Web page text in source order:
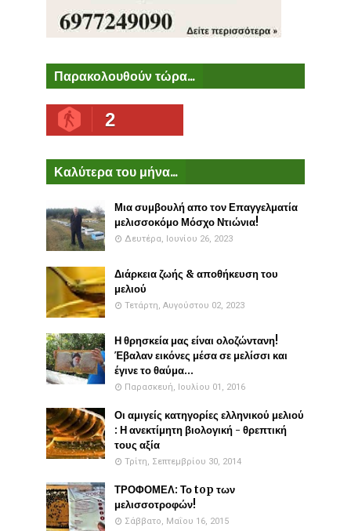
Παρακολουθούν τώρα...
2
Καλύτερα του μήνα...
Μια συμβουλή απο τον Επαγγελματία
μελισσοκόμο Μόσχο Ντιώνια!
Δευτέρα, Ιουνίου 26, 2023
Διάρκεια ζωής & αποθήκευση του
μελιού
Τετάρτη, Αυγούστου 02, 2023
Η θρησκεία μας είναι ολοζώντανη!
Έβαλαν εικόνες μέσα σε μελίσσι και
έγινε το θαύμα...
Παρασκευή, Ιουλίου 01, 2016
Οι αμιγείς κατηγορίες ελληνικού μελιού
: Η ανεκτίμητη βιολογική - θρεπτική
τους αξία
Τρίτη, Σεπτεμβρίου 30, 2014
ΤΡΟΦΟΜΕΛ: Το top των
μελισσοτροφών!
Σάββατο, Μαΐου 16, 2015